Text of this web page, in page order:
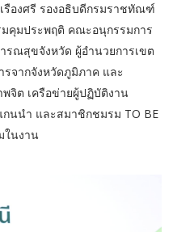
รืองศรี รองอธิบดีกรมราชทัณฑ์
คุมประพฤติ คณะอนุกรรมการ
รณสุขจังหวัด ผู้อำนวยการเขต
จากจังหวัดภูมิภาค และ
จิต เครือข่ายผู้ปฏิบัติงาน
กนนำ และสมาชิกชมรม TO BE
ในงาน